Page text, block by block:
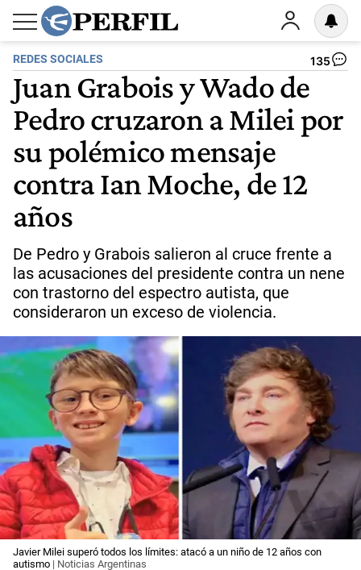
REDES SOCIALES 135
Juan Grabois y Wado de
Pedro cruzaron a Milei por
su polémico mensaje
contra Ian Moche, de 12
años
De Pedro y Grabois salieron al cruce frente a
las acusaciones del presidente contra un nene
con trastorno del espectro autista, que
consideraron un exceso de violencia.
Javier Milei superó todos los límites: atacó a un niño de 12 años con
autismo | Noticias Argentinas